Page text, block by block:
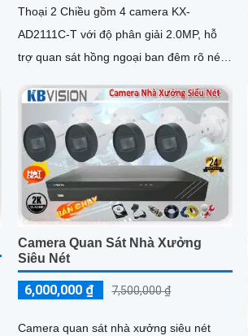
Thoại 2 Chiều gồm 4 camera KX-
AD2111C-T với độ phân giải 2.0MP, hỗ
trợ quan sát hồng ngoại ban đêm rõ nét
năng...
Camera Quan Sát Nhà Xưởng
Siêu Nét
6,000,000 ₫ 7,500,000 ₫
Camera quan sát nhà xưởng siêu nét